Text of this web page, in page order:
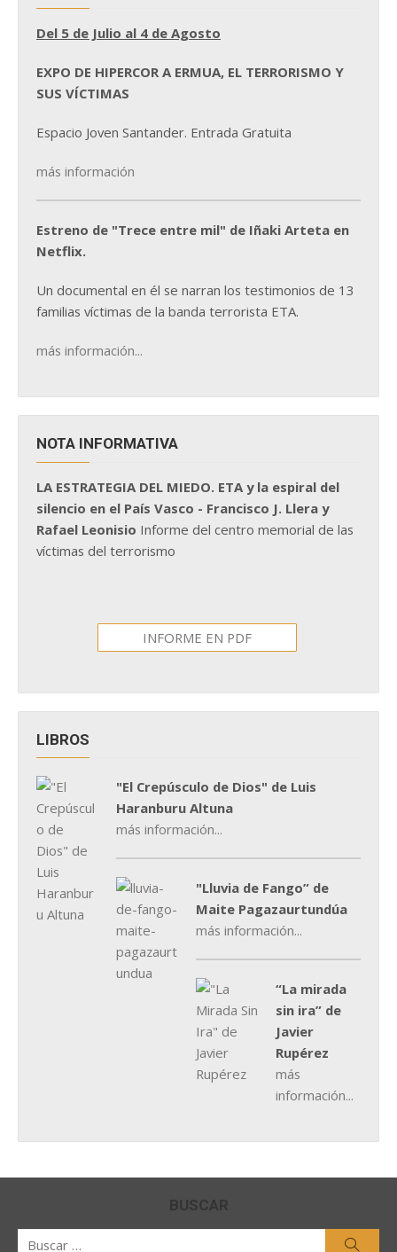
Del 5 de Julio al 4 de Agosto
EXPO DE HIPERCOR A ERMUA, EL TERRORISMO Y
SUS VÍCTIMAS
Espacio Joven Santander. Entrada Gratuita
más información
Estreno de "Trece entre mil" de Iñaki Arteta en
Netflix.
Un documental en él se narran los testimonios de 13
familias víctimas de la banda terrorista ETA.
más información...
NOTA INFORMATIVA
LA ESTRATEGIA DEL MIEDO. ETA y la espiral del
silencio en el País Vasco - Francisco J. Llera y
Rafael Leonisio Informe del centro memorial de las
víctimas del terrorismo
INFORME EN PDF
LIBROS
"El Crepúsculo de Dios" de Luis
Haranburu Altuna
más información...
"Lluvia de Fango” de
Maite Pagazaurtundúa
más información...
“La mirada
sin ira” de
Javier
Rupérez
más
información...
BUSCAR